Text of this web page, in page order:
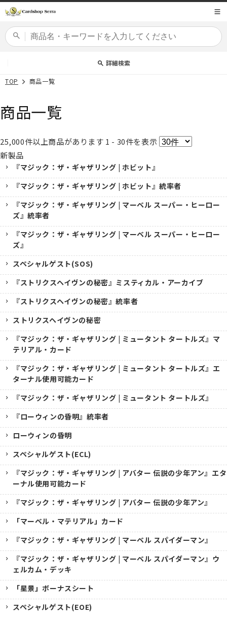
ンツに
詳細検索
商品コード
カードセット
TOP 商品一覧
商品一覧
25,000件以上商品があります 1 - 30件を表示
新製品
『マジック：ザ・ギャザリング | ホビット』
『マジック：ザ・ギャザリング | ホビット』統率者
『マジック：ザ・ギャザリング | マーベル スーパー・ヒーロー
ズ』統率者
『マジック：ザ・ギャザリング | マーベル スーパー・ヒーロー
ズ』
スペシャルゲスト(SOS)
『ストリクスヘイヴンの秘密』ミスティカル・アーカイブ
『ストリクスヘイヴンの秘密』統率者
ストリクスヘイヴンの秘密
『マジック：ザ・ギャザリング | ミュータント タートルズ』マ
テリアル・カード
『マジック：ザ・ギャザリング | ミュータント タートルズ』エ
ターナル使用可能カード
『マジック：ザ・ギャザリング | ミュータント タートルズ』
『ローウィンの昏明』統率者
ローウィンの昏明
スペシャルゲスト(ECL)
『マジック：ザ・ギャザリング | アバター 伝説の少年アン』エタ
ーナル使用可能カード
『マジック：ザ・ギャザリング | アバター 伝説の少年アン』
「マーベル・マテリアル」カード
『マジック：ザ・ギャザリング | マーベル スパイダーマン』
『マジック：ザ・ギャザリング | マーベル スパイダーマン』ウ
ェルカム・デッキ
「星景」ボーナスシート
スペシャルゲスト(EOE)